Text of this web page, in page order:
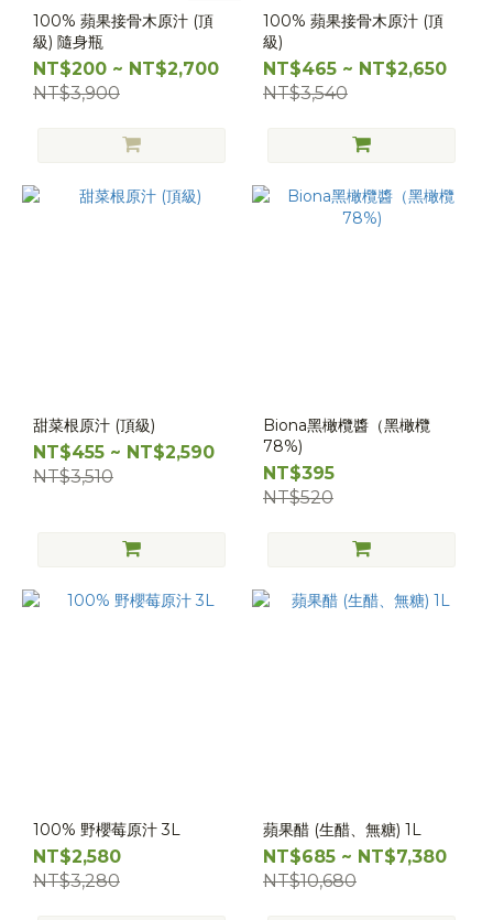
100% 蘋果接骨木原汁 (頂
級) 隨身瓶
NT$200 ~ NT$2,700
NT$3,900
100% 蘋果接骨木原汁 (頂
級)
NT$465 ~ NT$2,650
NT$3,540
甜菜根原汁 (頂級)
NT$455 ~ NT$2,590
NT$3,510
Biona黑橄欖醬（黑橄欖
78%)
NT$395
NT$520
100% 野櫻莓原汁 3L
NT$2,580
NT$3,280
蘋果醋 (生醋、無糖) 1L
NT$685 ~ NT$7,380
NT$10,680